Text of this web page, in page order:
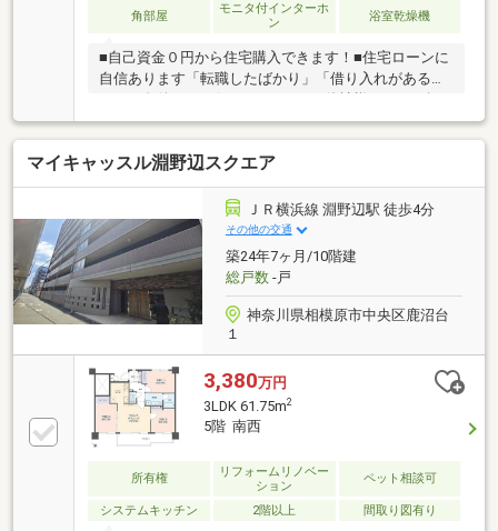
角部屋
モニタ付インターホ
ン
浴室乾燥機
■自己資金０円から住宅購入できます！■住宅ローンに
自信あります「転職したばかり」「借り入れがある」
載されている物件も、まとめてご紹介可能です！■見
学、お問合せにつきましては土日に限らず平日、営業
時間外でもご対応可能です！東亜住宅ではお客様が安
心して頂けますよう常に新しい事を取り入れておりま
す。経験豊富な知識でお客様の悩み事をしっかりと解
消いたします。お住まい探しは東亜住宅にお任せくだ
さい！ご見学予約は0120-60-1665【通話料無料】まで
お気軽にお電話ください♪スマートフォンの方は右下
の青いバナーよりお問合せ頂けます♪
マイキャッスル淵野辺スクエア
ＪＲ横浜線 淵野辺駅 徒歩4分
その他の交通
築24年7ヶ月/10階建
総戸数-戸
神奈川県相模原市中央区鹿沼台
１
3,380万円
3LDK 61.75m2
5階 南西
所有権
リフォームリノベー
ション
ペット相談可
システムキッチン 2階以上 間取り図有り